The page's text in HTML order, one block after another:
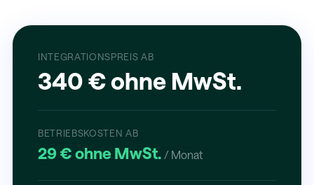
INTEGRATIONSPREIS AB
340 € ohne MwSt.
BETRIEBSKOSTEN AB
29 € ohne MwSt. / Monat